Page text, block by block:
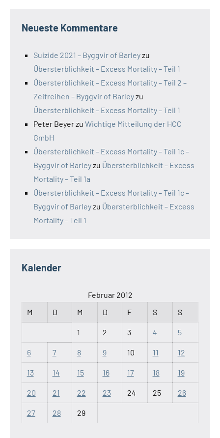
Neueste Kommentare
Suizide 2021 – Byggvir of Barleyzu
Übersterblichkeit – Excess Mortality – Teil 1
Übersterblichkeit – Excess Mortality – Teil 2 –
Zeitreihen – Byggvir of Barleyzu
Übersterblichkeit – Excess Mortality – Teil 1
Peter Beyerzu Wichtige Mitteilung der HCC
GmbH
Übersterblichkeit – Excess Mortality – Teil 1c –
Byggvir of Barleyzu Übersterblichkeit – Excess
Mortality – Teil 1a
Übersterblichkeit – Excess Mortality – Teil 1c –
Byggvir of Barleyzu Übersterblichkeit – Excess
Mortality – Teil 1
Kalender
Februar 2012
M
D M D F S S
1 2 3 4 5
6 7 8 9 10 11 12
13 14 15 16 17 18 19
20 21 22 23 24 25 26
27 28 29